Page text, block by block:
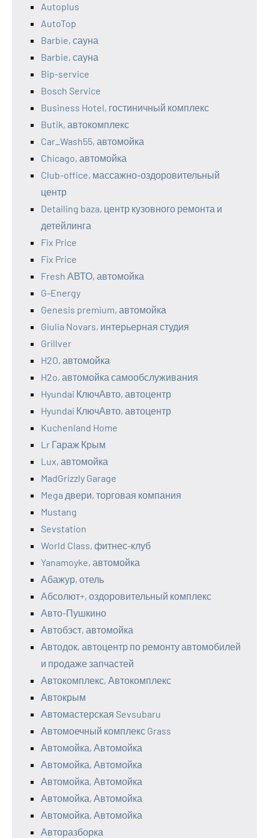
Autoplus
AutoTop
Barbie, сауна
Barbie, сауна
Bip-service
Bosch Service
Business Hotel, гостиничный комплекс
Butik, автокомплекс
Car_Wash55, автомойка
Chicago, автомойка
Club-office, массажно-оздоровительный
центр
Detailing baza, центр кузовного ремонта и
детейлинга
Fix Price
Fix Price
Fresh АВТО, автомойка
G-Energy
Genesis premium, автомойка
Giulia Novars, интерьерная студия
Grillver
H2O, автомойка
H2o, автомойка самообслуживания
Hyundai КлючАвто, автоцентр
Hyundai КлючАвто, автоцентр
Kuchenland Home
Lr Гараж Крым
Lux, автомойка
MadGrizzly Garage
Mega двери, торговая компания
Mustang
Sevstation
World Class, фитнес-клуб
Yanamoyke, автомойка
Абажур, отель
Абсолют+, оздоровительный комплекс
Авто-Пушкино
Автобэст, автомойка
Автодок, автоцентр по ремонту автомобилей
и продаже запчастей
Автокомплекс, Автокомплекс
Автокрым
Автомастерская Sevsubaru
Автомоечный комплекс Grass
Автомойка, Автомойка
Автомойка, Автомойка
Автомойка, Автомойка
Автомойка, Автомойка
Автомойка, Автомойка
Авторазборка